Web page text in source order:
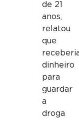
de 21
anos,
relatou
que
dinheiro
para
guardar
a
droga